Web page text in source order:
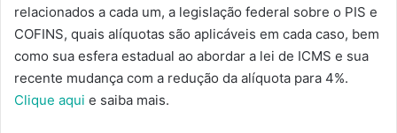
relacionados a cada um, a legislação federal sobre o PIS e
COFINS, quais alíquotas são aplicáveis em cada caso, bem
como sua esfera estadual ao abordar a lei de ICMS e sua
recente mudança com a redução da alíquota para 4%.
Clique aqui e saiba mais.